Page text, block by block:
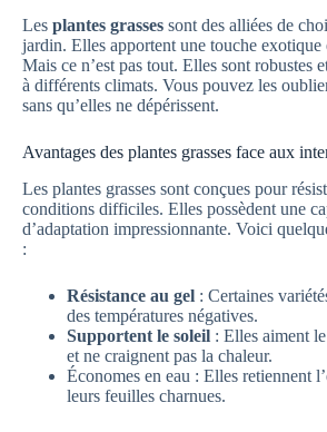
Les plantes grasses sont des alliées de
jardin. Elles apportent une touche exotique
Mais ce n’est pas tout. Elles sont robustes
à différents climats. Vous pouvez les
sans qu’elles ne dépérissent.
Avantages des plantes grasses face aux
Les plantes grasses sont conçues pour
conditions difficiles. Elles possèdent une
d’adaptation impressionnante. Voici
:
Résistance au gel : Certaines
des températures négatives.
Supportent le soleil : Elles aiment
et ne craignent pas la chaleur.
Économes en eau : Elles retiennent
leurs feuilles charnues.